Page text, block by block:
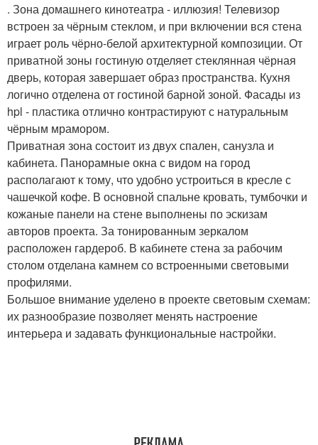
. Зона домашнего кинотеатра - иллюзия! Телевизор
встроен за чёрным стеклом, и при включении вся стена
играет роль чёрно-белой архитектурной композиции. От
приватной зоны гостиную отделяет стеклянная чёрная
дверь, которая завершает образ пространства. Кухня
логично отделена от гостиной барной зоной. Фасады из
hpl - пластика отлично контрастируют с натуральным
чёрным мрамором.
Приватная зона состоит из двух спален, санузла и
кабинета. Панорамные окна с видом на город
располагают к тому, что удобно устроиться в кресле с
чашечкой кофе. В основной спальне кровать, тумбочки и
кожаные панели на стене выполнены по эскизам
авторов проекта. За тонированным зеркалом
расположен гардероб. В кабинете стена за рабочим
столом отделана камнем со встроенными световыми
профилями.
Большое внимание уделено в проекте световым схемам:
их разнообразие позволяет менять настроение
интерьера и задавать функциональные настройки.